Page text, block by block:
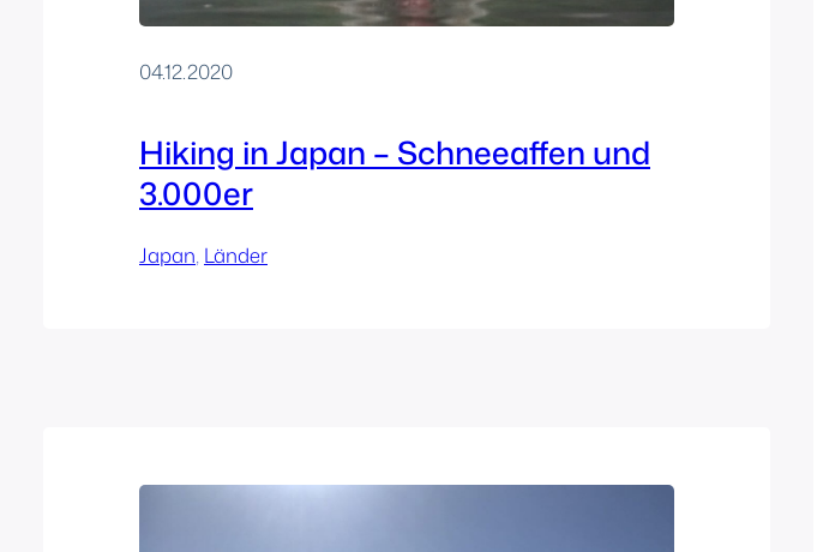
04.12.2020
Hiking in Japan – Schneeaffen und
3.000er
Japan, Länder